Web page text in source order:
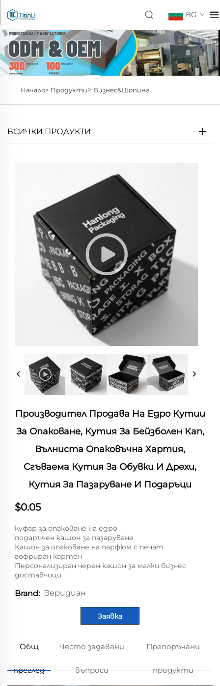
BG
Начало> Продукти> Бизнес&Шопинг
ВСИЧКИ ПРОДУКТИ
Производител Продава На Едро Кутии
За Опаковане, Кутия За Бейзболен Кап,
Вълниста Опаковъчна Хартия,
Сгъваема Кутия За Обувки И Дрехи,
Кутия За Пазаруване И Подаръци
$0.05
куфар за опаковане на едро
подаръчен кашон за пазаруване
Кашон за опаковане на парфюм с печат
гофриран картон
Персонализиран черен кашон за малки бизнес
доставчици
Brand: Веридиан
Заявка
Общ
преглед
Често задавани
въпроси
Препоръчани
продукти